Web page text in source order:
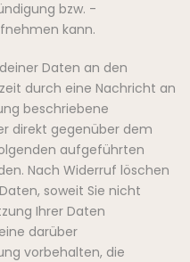
bzw. -
kann.
Daten an den
durch eine Nachricht an
beschriebene
direkt gegenüber dem
aufgeführten
Nach Widerruf löschen
soweit Sie nicht
Ihrer Daten
darüber
vorbehalten, die